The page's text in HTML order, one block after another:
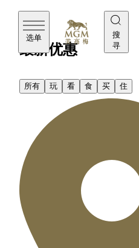
选单
搜
寻
美高梅
最新优惠
所有 玩 看 食 买 住